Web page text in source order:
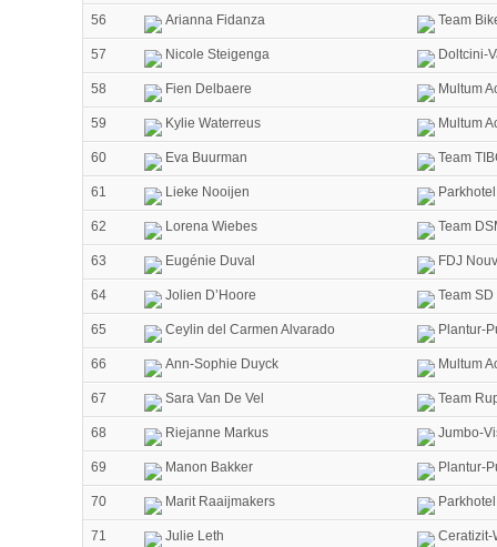
56 Arianna Fidanza Team
57 Nicole Steigenga Doltcini-
58 Fien Delbaere Multum
59 Kylie Waterreus Multum
60 Eva Buurman Team
61 Lieke Nooijen
62 Lorena Wiebes Team
63 Eugénie Duval FDJ
64 Jolien D’Hoore Team SD
65 Ceylin del Carmen Alvarado Plantur-
66 Ann-Sophie Duyck Multum
67 Sara Van De Vel Team
68 Riejanne Markus Jumbo-
69 Manon Bakker Plantur-
70 Marit Raaijmakers
71 Julie Leth Ceratizit-